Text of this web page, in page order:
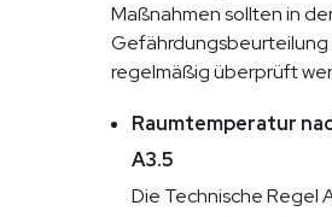
Maßnahmen sollten in
Gefährdungsbeurteilung
regelmäßig überprüft
Raumtemperatur
A3.5
Die Technische Regel